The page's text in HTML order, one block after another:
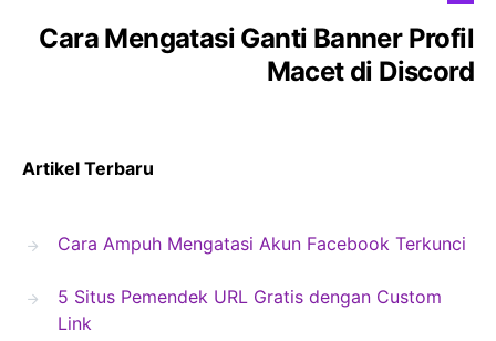
Cara Mengatasi Ganti Banner Profil
Macet di Discord
Artikel Terbaru
Cara Ampuh Mengatasi Akun Facebook Terkunci
5 Situs Pemendek URL Gratis dengan Custom
Link